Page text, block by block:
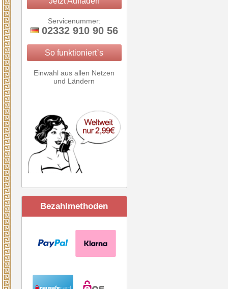
Servicenummer:
02332 910 90 56
So funktioniert`s
Einwahl aus allen Netzen
und Ländern
Bezahlmethoden